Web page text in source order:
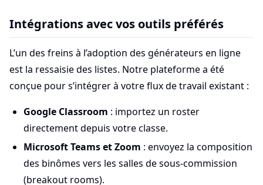
Intégrations avec vos outils préférés
L’un des freins à l’adoption des générateurs en ligne
est la ressaisie des listes. Notre plateforme a été
conçue pour s’intégrer à votre flux de travail existant :
Google Classroom : importez un roster
directement depuis votre classe.
Microsoft Teams et Zoom : envoyez la composition
des binômes vers les salles de sous-commission
(breakout rooms).